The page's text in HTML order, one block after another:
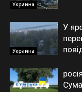
Украина
Украина
У